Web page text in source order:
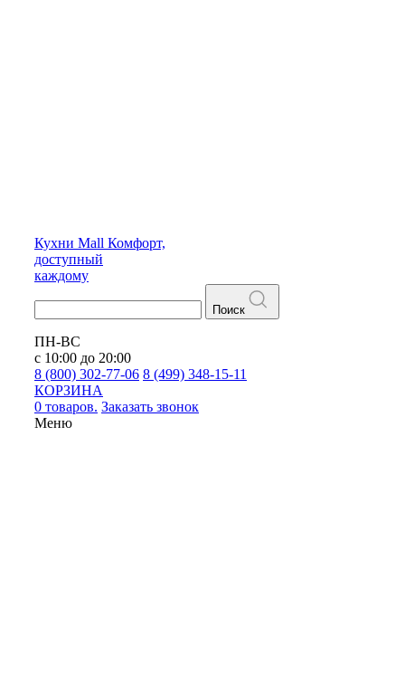
Кухни Mall Комфорт,
доступный
каждому
Поиск
ПН-ВС
с 10:00 до 20:00
8 (800) 302-77-06 8 (499) 348-15-11
КОРЗИНА
0 товаров. Заказать звонок
Меню